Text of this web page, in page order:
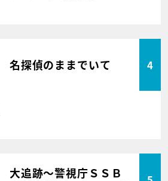
名探偵のままでいて 4
大追跡～警視庁ＳＳＢ